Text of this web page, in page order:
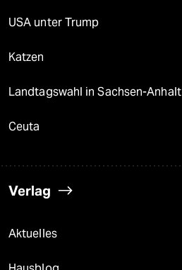
USA unter Trump
Katzen
Landtagswahl in Sachsen-Anhalt
Ceuta
Verlag
Aktuelles